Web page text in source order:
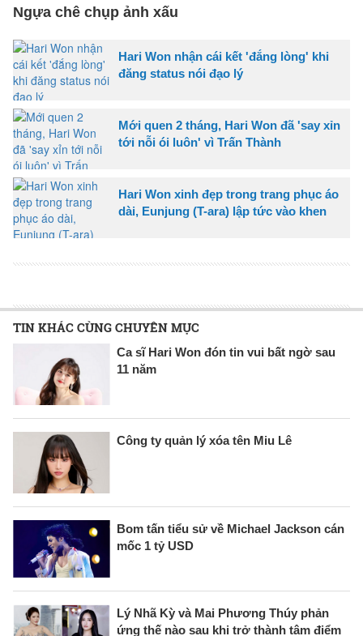
Ngựa chê chụp ảnh xấu
Hari Won nhận cái kết 'đắng lòng' khi
đăng status nói đạo lý
Mới quen 2 tháng, Hari Won đã 'say xỉn
tới nỗi ói luôn' vì Trấn Thành
Hari Won xinh đẹp trong trang phục áo
dài, Eunjung (T-ara) lập tức vào khen
TIN KHÁC CÙNG CHUYÊN MỤC
Ca sĩ Hari Won đón tin vui bất ngờ sau
11 năm
Công ty quản lý xóa tên Miu Lê
Bom tấn tiểu sử về Michael Jackson cán
mốc 1 tỷ USD
Lý Nhã Kỳ và Mai Phương Thúy phản
ứng thế nào sau khi trở thành tâm điểm